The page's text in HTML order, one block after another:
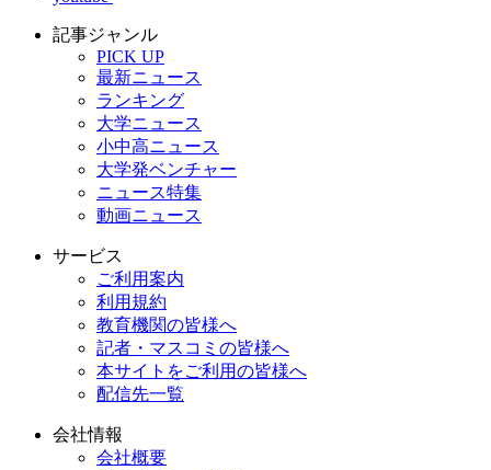
記事ジャンル
PICK UP
最新ニュース
ランキング
大学ニュース
小中高ニュース
大学発ベンチャー
ニュース特集
動画ニュース
サービス
ご利用案内
利用規約
教育機関の皆様へ
記者・マスコミの皆様へ
本サイトをご利用の皆様へ
配信先一覧
会社情報
会社概要